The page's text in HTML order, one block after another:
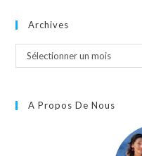
Archives
Sélectionner un mois
A Propos De Nous